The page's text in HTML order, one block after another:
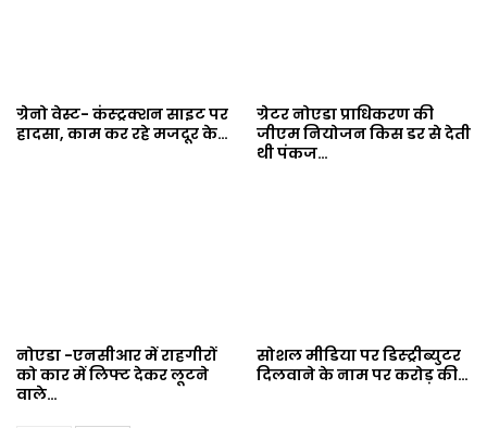
ग्रेनो वेस्ट- कंस्ट्रक्शन साइट पर
हादसा, काम कर रहे मजदूर के…
ग्रेटर नोएडा प्राधिकरण की
जीएम नियोजन किस डर से देती
थी पंकज…
नोएडा -एनसीआर में राहगीरों
को कार में लिफ्ट देकर लूटने
वाले…
सोशल मीडिया पर डिस्ट्रीब्युटर
दिलवाने के नाम पर करोड़ की…